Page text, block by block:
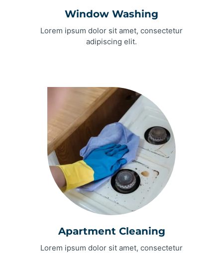
Window Washing
Lorem ipsum dolor sit amet, consectetur
adipiscing elit.
Apartment Cleaning
Lorem ipsum dolor sit amet, consectetur